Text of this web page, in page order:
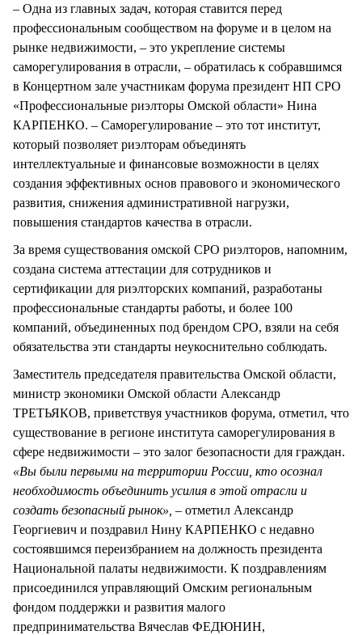
– Одна из главных задач, которая ставится перед
профессиональным сообществом на форуме и в целом на
рынке недвижимости, – это укрепление системы
саморегулирования в отрасли, – обратилась к собравшимся
в Концертном зале участникам форума президент НП СРО
«Профессиональные риэлторы Омской области» Нина
КАРПЕНКО. – Саморегулирование – это тот институт,
который позволяет риэлторам объединять
интеллектуальные и финансовые возможности в целях
создания эффективных основ правового и экономического
развития, снижения административной нагрузки,
повышения стандартов качества в отрасли.
За время существования омской СРО риэлторов, напомним,
создана система аттестации для сотрудников и
сертификации для риэлторских компаний, разработаны
профессиональные стандарты работы, и более 100
компаний, объединенных под брендом СРО, взяли на себя
обязательства эти стандарты неукоснительно соблюдать.
Заместитель председателя правительства Омской области,
министр экономики Омской области Александр
ТРЕТЬЯКОВ, приветствуя участников форума, отметил, что
существование в регионе института саморегулирования в
сфере недвижимости – это залог безопасности для граждан.
«Вы были первыми на территории России, кто осознал
необходимость объединить усилия в этой отрасли и
создать безопасный рынок», – отметил Александр
Георгиевич и поздравил Нину КАРПЕНКО с недавно
состоявшимся переизбранием на должность президента
Национальной палаты недвижимости. К поздравлениям
присоединился управляющий Омским региональным
фондом поддержки и развития малого
предпринимательства Вячеслав ФЕДЮНИН,